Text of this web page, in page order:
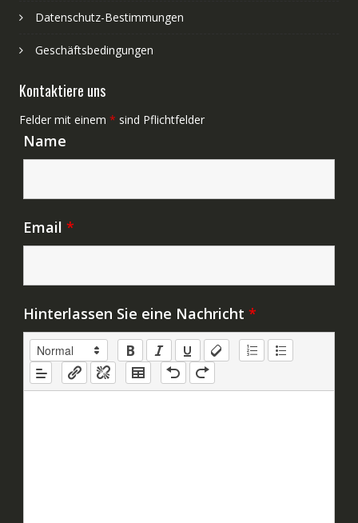
Datenschutz-Bestimmungen
Geschäftsbedingungen
Kontaktiere uns
Felder mit einem * sind Pflichtfelder
Name
Email *
Hinterlassen Sie eine Nachricht *